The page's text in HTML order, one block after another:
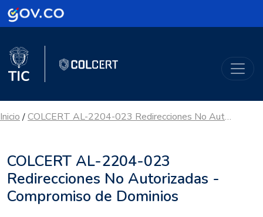
ColCERT
Inicio/ COLCERT AL-2204-023 Redirecciones No Autorizadas - Compromiso de Dominios
COLCERT AL-2204-023
Redirecciones No Autorizadas -
Compromiso de Dominios